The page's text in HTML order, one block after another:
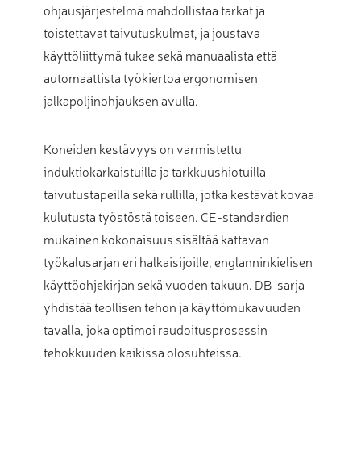
ohjausjärjestelmä mahdollistaa tarkat ja
toistettavat taivutuskulmat, ja joustava
käyttöliittymä tukee sekä manuaalista että
automaattista työkiertoa ergonomisen
jalkapoljinohjauksen avulla.
Koneiden kestävyys on varmistettu
induktiokarkaistuilla ja tarkkuushiotuilla
taivutustapeilla sekä rullilla, jotka kestävät kovaa
kulutusta työstöstä toiseen. CE-standardien
mukainen kokonaisuus sisältää kattavan
työkalusarjan eri halkaisijoille, englanninkielisen
käyttöohjekirjan sekä vuoden takuun. DB-sarja
yhdistää teollisen tehon ja käyttömukavuuden
tavalla, joka optimoi raudoitusprosessin
tehokkuuden kaikissa olosuhteissa.